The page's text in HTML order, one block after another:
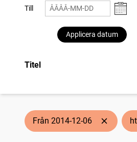
Till
Applicera datum
Titel
Från 2014-12-06